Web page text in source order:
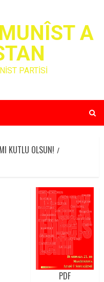
A
PARTİSİ
KUTLU OLSUN!
PDF